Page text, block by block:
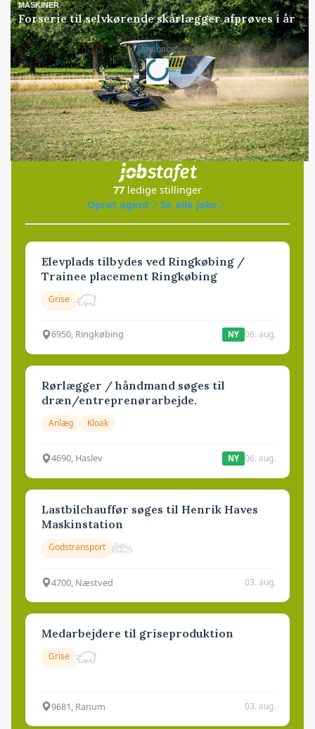
MASKINER
Forserie til selvkørende skårlægger afprøves i år
Annonce
Loading...
Jobs
i samarbejde med
77 ledige stillinger
Opret agent
Se alle jobs
Elevplads tilbydes ved Ringkøbing /
Trainee placement Ringkøbing
Grise
6950, Ringkøbing NY 06. aug.
Rørlægger / håndmand søges til
dræn/entreprenørarbejde.
Anlæg Kloak
4690, Haslev NY 06. aug.
Lastbilchauffør søges til Henrik Haves
Maskinstation
Godstransport
4700, Næstved 03. aug.
Medarbejdere til griseproduktion
Grise
9681, Ranum 03. aug.